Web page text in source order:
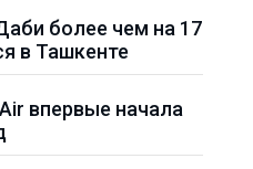
более чем на 17
в Ташкенте
впервые начала